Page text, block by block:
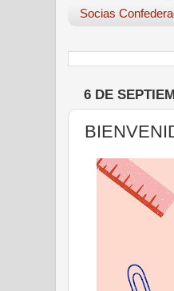
Socias
6 DE